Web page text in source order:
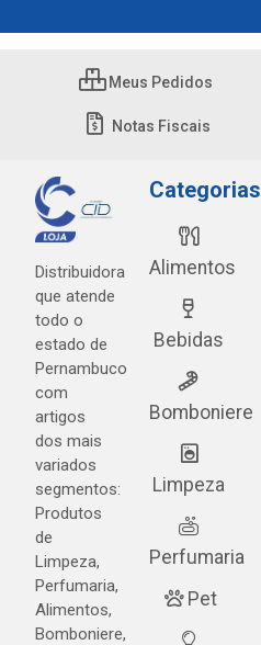
Meus Pedidos
Notas Fiscais
Distribuidora
que atende
todo o
estado de
Pernambuco
com
artigos
dos mais
variados
segmentos:
Produtos
de
Limpeza,
Perfumaria,
Alimentos,
Bomboniere,
Categorias
Alimentos
Bebidas
Bomboniere
Limpeza
Perfumaria
Pet